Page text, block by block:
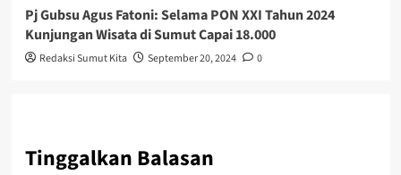
Pj Gubsu Agus Fatoni: Selama PON XXI Tahun 2024
Kunjungan Wisata di Sumut Capai 18.000
Redaksi Sumut Kita September 20, 2024 0
Tinggalkan Balasan